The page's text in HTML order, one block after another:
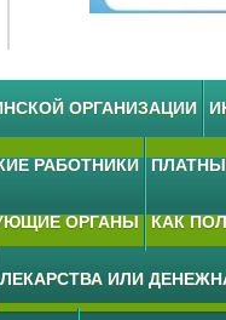
ОРГАНИЗАЦИИ
РАБОТНИКИ
ОРГАНЫ КАК
ЛЕКАРСТВА ИЛИ